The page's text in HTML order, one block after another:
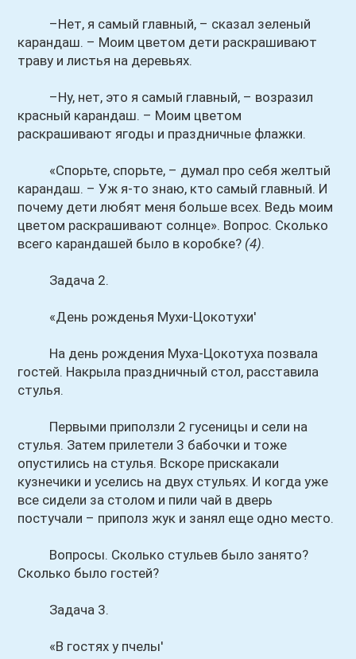
–Нет, я самый главный, – сказал зеленый
карандаш. – Моим цветом дети раскрашивают
траву и листья на деревьях.
–Ну, нет, это я самый главный, – возразил
красный карандаш. – Моим цветом
раскрашивают ягоды и праздничные флажки.
«Спорьте, спорьте, – думал про себя желтый
карандаш. – Уж я-то знаю, кто самый главный. И
почему дети любят меня больше всех. Ведь моим
цветом раскрашивают солнце». Вопрос. Сколько
всего карандашей было в коробке? (4).
Задача 2.
«День рожденья Мухи-Цокотухи'
На день рождения Муха-Цокотуха позвала
гостей. Накрыла праздничный стол, расставила
стулья.
Первыми приползли 2 гусеницы и сели на
стулья. Затем прилетели 3 бабочки и тоже
опустились на стулья. Вскоре прискакали
кузнечики и уселись на двух стульях. И когда уже
все сидели за столом и пили чай в дверь
постучали – приполз жук и занял еще одно место.
Вопросы. Сколько стульев было занято?
Сколько было гостей?
Задача 3.
«В гостях у пчелы'